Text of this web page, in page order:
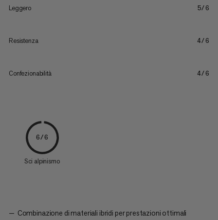
Leggero 5/6
Resistenza 4/6
Confezionabilità 4/6
6/6
Sci alpinismo
Combinazione di materiali ibridi per prestazioni ottimali